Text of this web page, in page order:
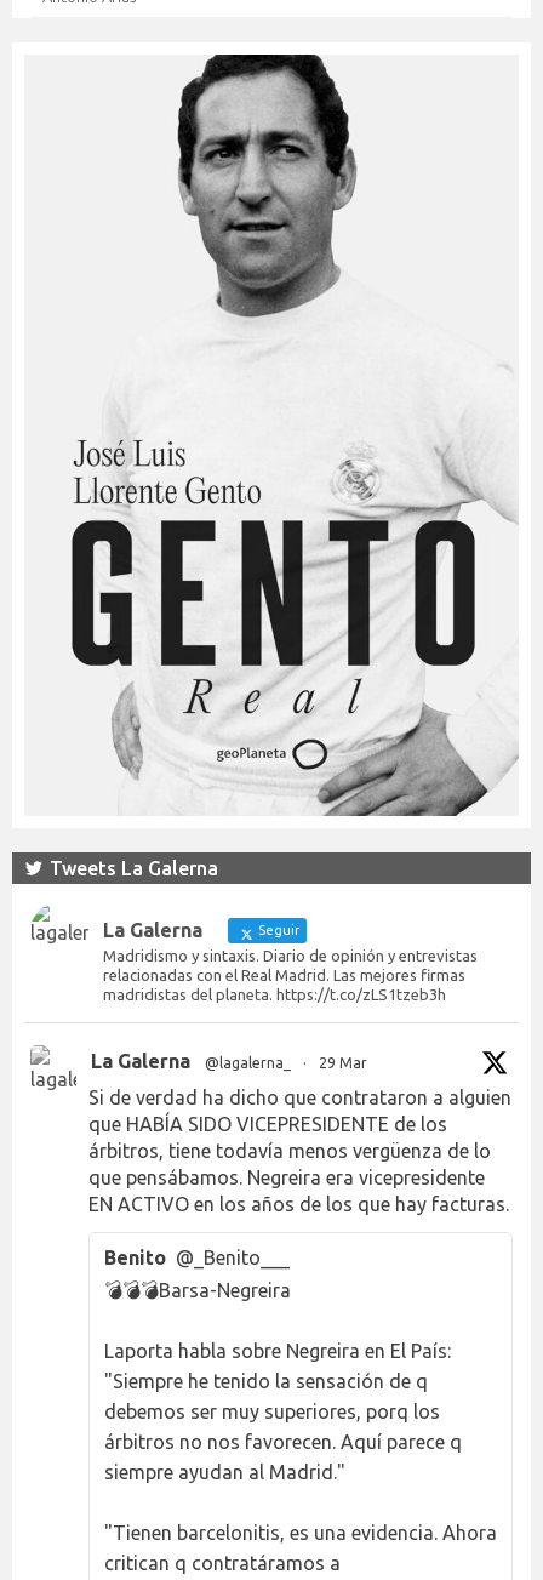
Tweets La Galerna
La Galerna Seguir
Madridismo y sintaxis. Diario de opinión y entrevistas
relacionadas con el Real Madrid. Las mejores firmas
madridistas del planeta. https://t.co/zLS1tzeb3h
La Galerna @lagalerna_ · 29 Mar
Si de verdad ha dicho que contrataron a alguien
que HABÍA SIDO VICEPRESIDENTE de los
árbitros, tiene todavía menos vergüenza de lo
que pensábamos. Negreira era vicepresidente
EN ACTIVO en los años de los que hay facturas.
Benito @_Benito___
💣💣💣Barsa-Negreira
Laporta habla sobre Negreira en El País:
"Siempre he tenido la sensación de q
debemos ser muy superiores, porq los
árbitros no nos favorecen. Aquí parece q
siempre ayudan al Madrid."
"Tienen barcelonitis, es una evidencia. Ahora
critican q contratáramos a